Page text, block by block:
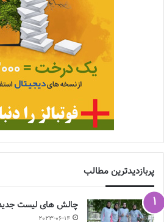
پربازدیدترین مطالب
چالش هاى ليست جدید
2023-06-14